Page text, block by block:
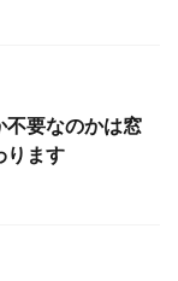
不要なのかは窓
ります